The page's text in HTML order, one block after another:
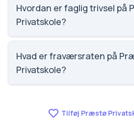
Privatskole.
Hvordan er faglig trivsel på
Privatskole?
Vi har ikke data om faglig trivsel
Privatskole.
Hvad er fraværsraten på
Privatskole?
Tilføj Præstø